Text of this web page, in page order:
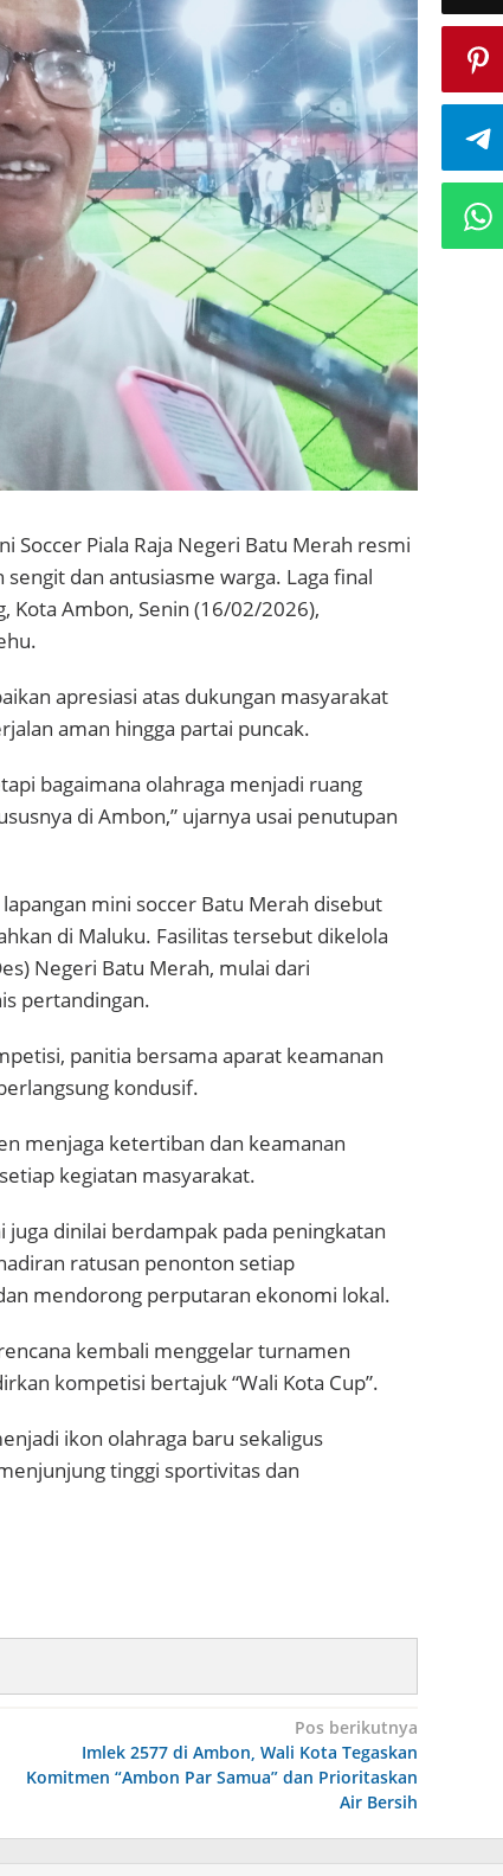
Soccer Piala Raja Negeri Batu Merah resmi
dan antusiasme warga. Laga final
Kota Ambon, Senin (16/02/2026),
apresiasi atas dukungan masyarakat
aman hingga partai puncak.
bagaimana olahraga menjadi ruang
di Ambon,” ujarnya usai penutupan
mini soccer Batu Merah disebut
di Maluku. Fasilitas tersebut dikelola
Negeri Batu Merah, mulai dari
pertandingan.
panitia bersama aparat keamanan
kondusif.
menjaga ketertiban dan keamanan
kegiatan masyarakat.
dinilai berdampak pada peningkatan
ratusan penonton setiap
mendorong perputaran ekonomi lokal.
kembali menggelar turnamen
kompetisi bertajuk “Wali Kota Cup”.
ikon olahraga baru sekaligus
tinggi sportivitas dan
Pos berikutnya
Imlek 2577 di Ambon, Wali Kota Tegaskan
Komitmen “Ambon Par Samua” dan Prioritaskan
Air Bersih